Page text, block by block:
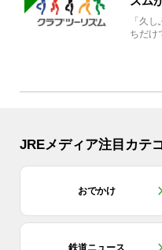
「久
ちだけ
JREメディア注目カテ
おでかけ
鉄道ニュース